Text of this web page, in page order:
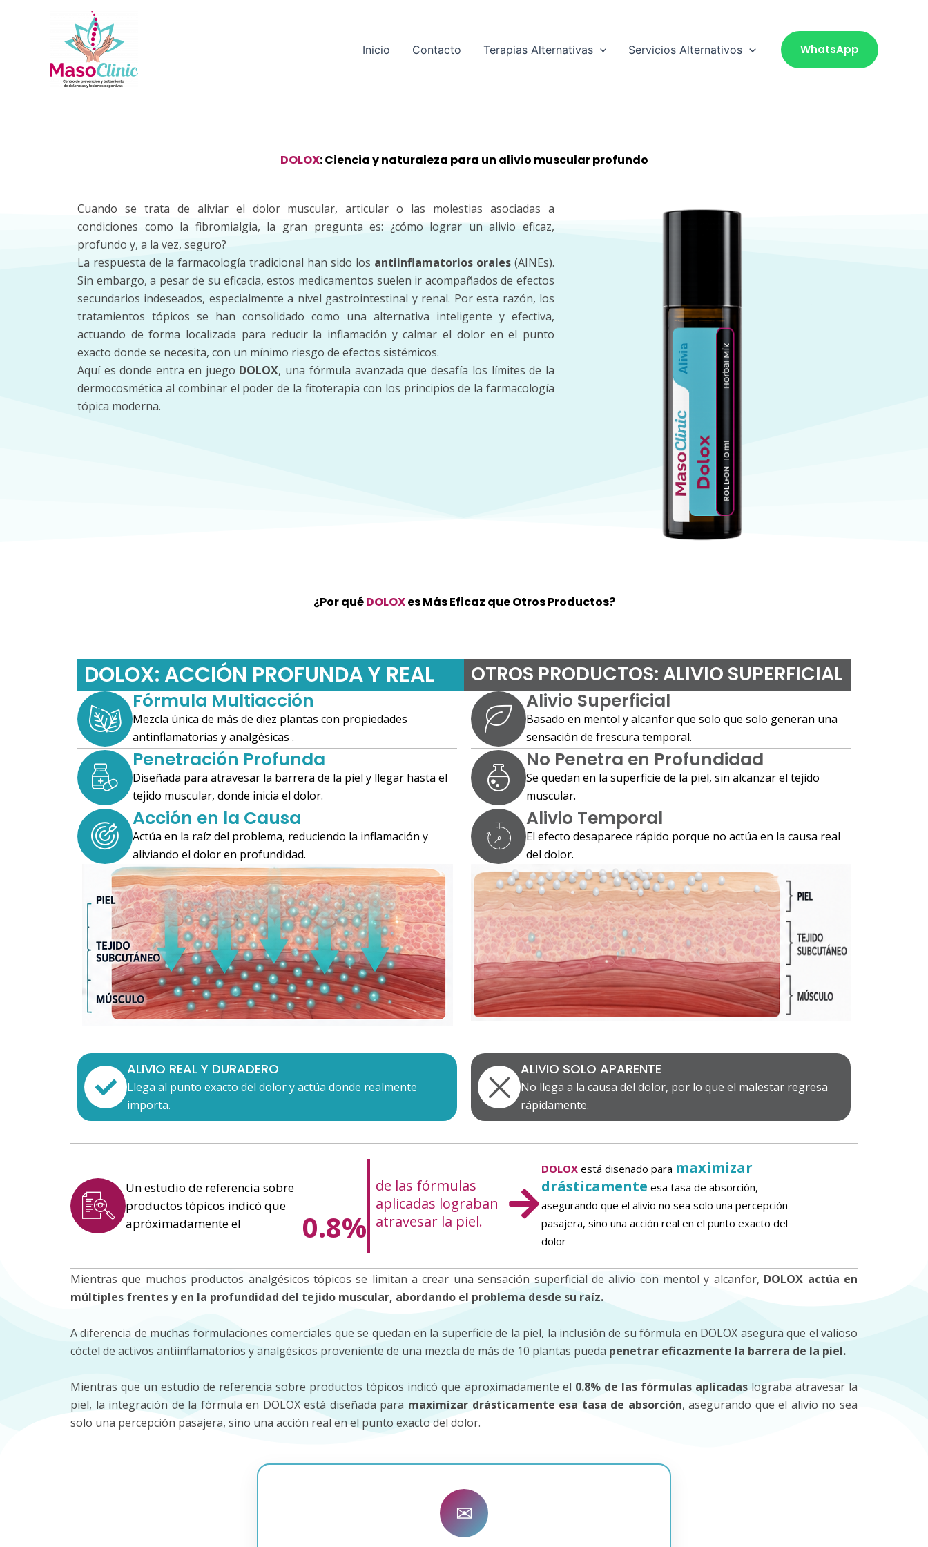
Inicio Contacto Terapias Alternativas Servicios Alternativos WhatsApp
DOLOX: Ciencia y naturaleza para un alivio muscular profundo
Cuando se trata de aliviar el dolor muscular, articular o las molestias asociadas a
condiciones como la fibromialgia, la gran pregunta es: ¿cómo lograr un alivio eficaz,
profundo y, a la vez, seguro?
La respuesta de la farmacología tradicional han sido los antiinflamatorios orales (AINEs).
Sin embargo, a pesar de su eficacia, estos medicamentos suelen ir acompañados de efectos
secundarios indeseados, especialmente a nivel gastrointestinal y renal. Por esta razón, los
tratamientos tópicos se han consolidado como una alternativa inteligente y efectiva,
actuando de forma localizada para reducir la inflamación y calmar el dolor en el punto
exacto donde se necesita, con un mínimo riesgo de efectos sistémicos.
Aquí es donde entra en juego DOLOX, una fórmula avanzada que desafía los límites de la
dermocosmética al combinar el poder de la fitoterapia con los principios de la farmacología
tópica moderna.
¿Por quéDOLOXes Más Eficaz que Otros Productos?
DOLOX: ACCIÓN PROFUNDA Y REAL
Fórmula Multiacción
Mezcla única de más de diez plantas con propiedades
antinflamatorias y analgésicas .
Penetración Profunda
Diseñada para atravesar la barrera de la piel y llegar hasta el
tejido muscular, donde inicia el dolor.
Acción en la Causa
Actúa en la raíz del problema, reduciendo la inflamación y
aliviando el dolor en profundidad.
OTROS PRODUCTOS: ALIVIO SUPERFICIAL
Alivio Superficial
Basado en mentol y alcanfor que solo que solo generan una
sensación de frescura temporal.
No Penetra en Profundidad
Se quedan en la superficie de la piel, sin alcanzar el tejido
muscular.
Alivio Temporal
El efecto desaparece rápido porque no actúa en la causa real
del dolor.
ALIVIO REAL Y DURADERO
Llega al punto exacto del dolor y actúa donde realmente
importa.
ALIVIO SOLO APARENTE
No llega a la causa del dolor, por lo que el malestar regresa
rápidamente.
Un estudio de referencia sobre
productos tópicos indicó que
apróximadamente el
0.8%
de las fórmulas
aplicadas lograban
atravesar la piel.
DOLOXestá diseñado para maximizar
drásticamente esa tasa de absorción,
asegurando que el alivio no sea solo una percepción
pasajera, sino una acción real en el punto exacto del
dolor
Mientras que muchos productos analgésicos tópicos se limitan a crear una sensación superficial de alivio con mentol y alcanfor, DOLOX actúa en
múltiples frentes y en la profundidad del tejido muscular, abordando el problema desde su raíz.
A diferencia de muchas formulaciones comerciales que se quedan en la superficie de la piel, la inclusión de su fórmula en DOLOX asegura que el valioso
cóctel de activos antiinflamatorios y analgésicos proveniente de una mezcla de más de 10 plantas pueda penetrar eficazmente la barrera de la piel.
Mientras que un estudio de referencia sobre productos tópicos indicó que aproximadamente el 0.8% de las fórmulas aplicadaslograba atravesar la
piel, la integración de la fórmula en DOLOX está diseñada para maximizar drásticamente esa tasa de absorción, asegurando que el alivio no sea
solo una percepción pasajera, sino una acción real en el punto exacto del dolor.
✉